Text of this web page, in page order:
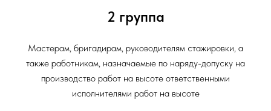
2 группа
Мастерам, бригадирам, руководителям стажировки, а
также работникам, назначаемые по наряду-допуску на
производство работ на высоте ответственными
исполнителями работ на высоте